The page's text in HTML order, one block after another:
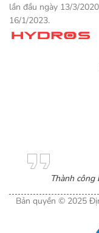
lần đầu ngày 13/3/
16/1/2023.
Thành
Bản quyền © 2025